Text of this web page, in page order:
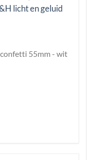
55mm - wit